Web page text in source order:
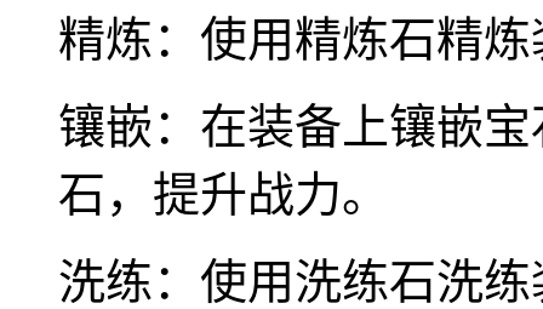
精炼：使用精炼石精
镶嵌：在装备上镶嵌
石，提升战力。
洗练：使用洗练石洗